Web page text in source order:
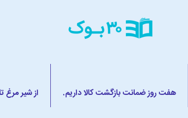
هفت روز ضمانت بازگشت کالا داریم. از شیر مرغ